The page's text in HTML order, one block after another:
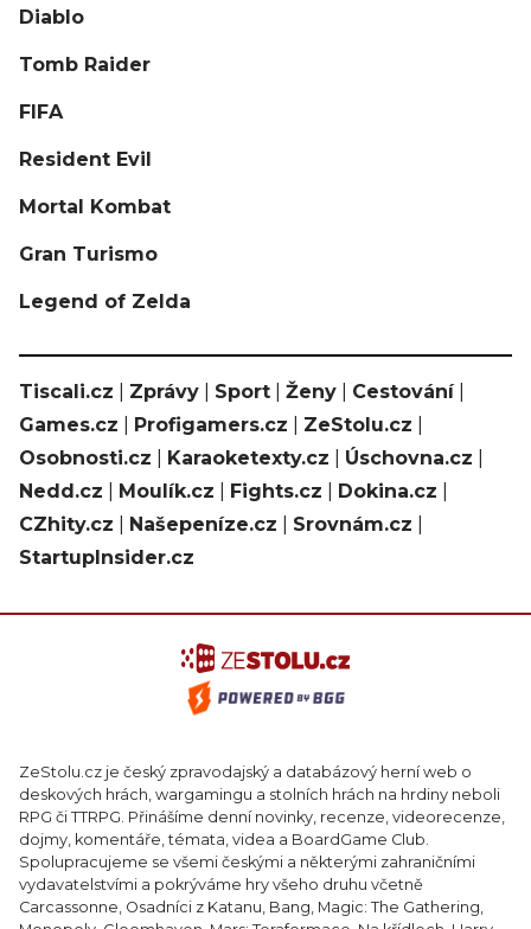
Diablo
Tomb Raider
FIFA
Resident Evil
Mortal Kombat
Gran Turismo
Legend of Zelda
Tiscali.cz Zprávy Sport Ženy Cestování|
Games.cz
Profigamers.cz ZeStolu.cz
Osobnosti.cz
Karaoketexty.cz Úschovna.cz
Nedd.cz
Moulík.cz Fights.cz Dokina.cz
CZhity.cz
Našepeníze.cz Srovnám.cz
StartupInsider.cz
ZeStolu.cz je český zpravodajský a databázový herní web o
deskových hrách, wargamingu a stolních hrách na hrdiny neboli
RPG či TTRPG. Přinášíme denní novinky, recenze, videorecenze,
dojmy, komentáře, témata, videa a BoardGame Club.
Spolupracujeme se všemi českými a některými zahraničními
vydavatelstvími a pokrýváme hry všeho druhu včetně
Carcassonne, Osadníci z Katanu, Bang, Magic: The Gathering,